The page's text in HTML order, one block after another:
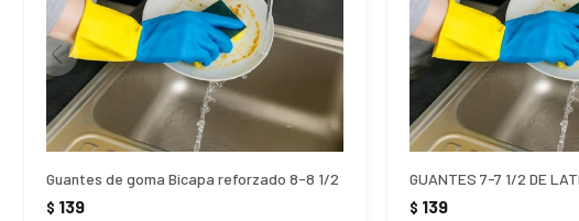
Guantes de goma Bicapa reforzado 8-8 1/2
$ 139
GUANTES 7-7 1/2 DE
$ 139